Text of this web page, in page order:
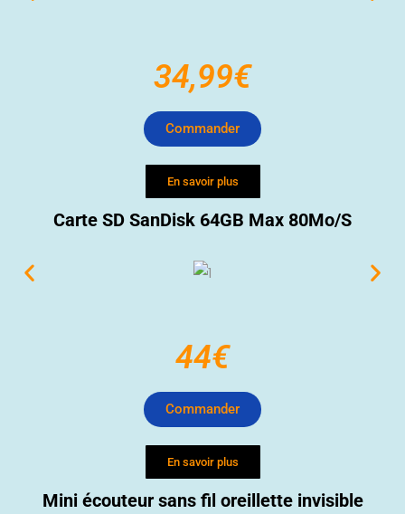
34,99€
Commander
En savoir plus
Carte SD SanDisk 64GB Max 80Mo/S
44€
Commander
En savoir plus
Mini écouteur sans fil oreillette invisible